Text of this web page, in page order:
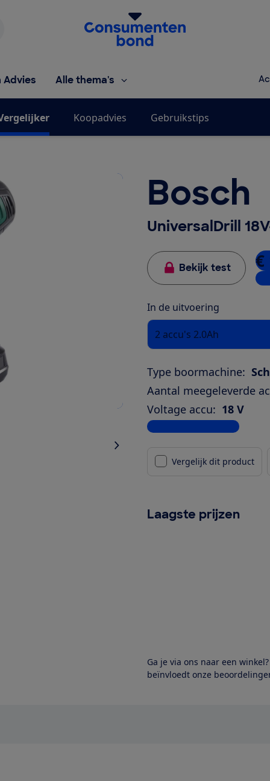
Homepage van de Consumentenbond
Advies Alle thema's
Koopadvies Gebruikstips
Bosch
UniversalDrill
Bekijk test €
4
In de uitvoering
2 accu's 2.0Ah
Type boormachine:
Aantal meegeleverde
Voltage accu: 18 V
Bekijk alle specificaties
Vergelijk dit product
Laagste prijzen
Ga je via ons naar een
beïnvloedt onze